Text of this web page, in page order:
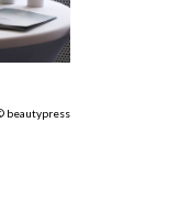
beautypress